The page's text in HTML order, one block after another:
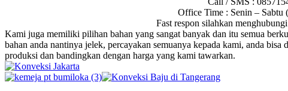
Office Time : Senin – Sabtu
Fast respon silahkan
Kami juga memiliki pilihan bahan yang sangat banyak dan itu semua
bahan anda nantinya jelek, percayakan semuanya kepada kami, anda
produksi dan bandingkan dengan harga yang kami tawarkan.